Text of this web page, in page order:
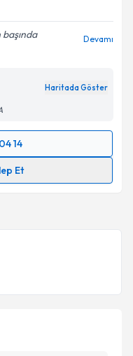
Devamı
Haritada Göster
14
Et
ilişkin
belirtilen